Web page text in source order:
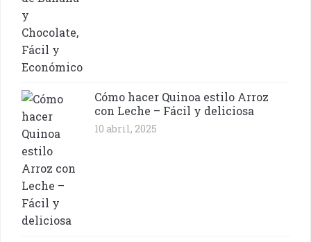
Cómo hacer Quinoa estilo Arroz
con Leche – Fácil y deliciosa
10 abril, 2025